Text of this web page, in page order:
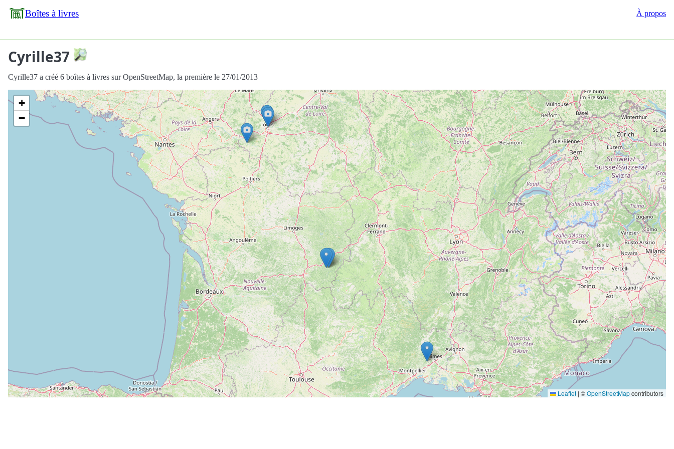
Boîtes à livres À propos
Cyrille37
Cyrille37 a créé 6 boîtes à livres sur OpenStreetMap, la première le 27/01/2013
+
−
Leaflet | ©OpenStreetMapcontributors